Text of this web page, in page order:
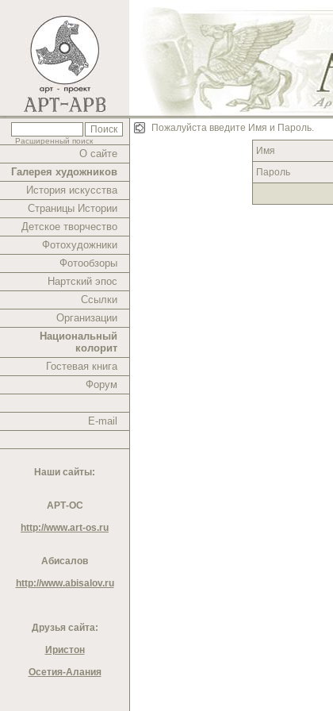
Расширенный поиск
О сайте
Галерея художников
История искусства
Страницы Истории
Детское творчество
Фотохудожники
Фотообзоры
Нартский эпос
Ссылки
Организации
Национальный
колорит
Гостевая книга
Форум
E-mail
Наши сайты:
АРТ-ОС
http://www.art-os.ru
Абисалов
http://www.abisalov.ru
Друзья сайта:
Иристон
Осетия-Алания
Пожалуйста введите Имя и Пароль.
Имя
Пароль